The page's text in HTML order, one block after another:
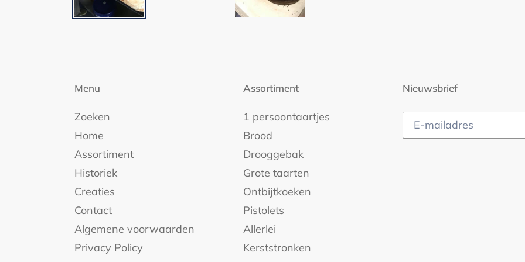
Menu
Zoeken
Home
Assortiment
Historiek
Creaties
Contact
Algemene voorwaarden
Privacy Policy
Assortiment
1 persoontaartjes
Brood
Drooggebak
Grote taarten
Ontbijtkoeken
Pistolets
Allerlei
Kerststronken
Nieuwsbrief